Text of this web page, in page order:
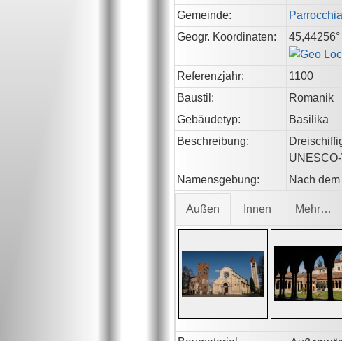
Gemeinde:
Geogr. Koordinaten:
Referenzjahr:
1100
Baustil:
Romanik
Gebäudetyp:
Basilika
Beschreibung:
Namensgebung:
Nach
Außen Innen Mehr…